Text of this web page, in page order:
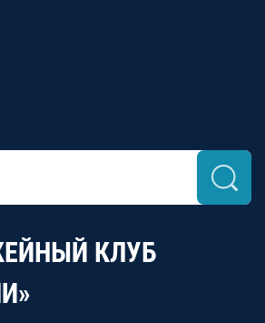
КЛУБ